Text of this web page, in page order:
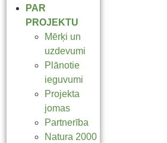
PAR
PROJEKTU
Mērķi un
uzdevumi
Plānotie
ieguvumi
Projekta
jomas
Partnerība
Natura 2000